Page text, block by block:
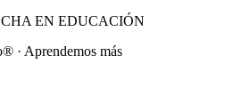
EN EDUCACIÓN
· Aprendemos más